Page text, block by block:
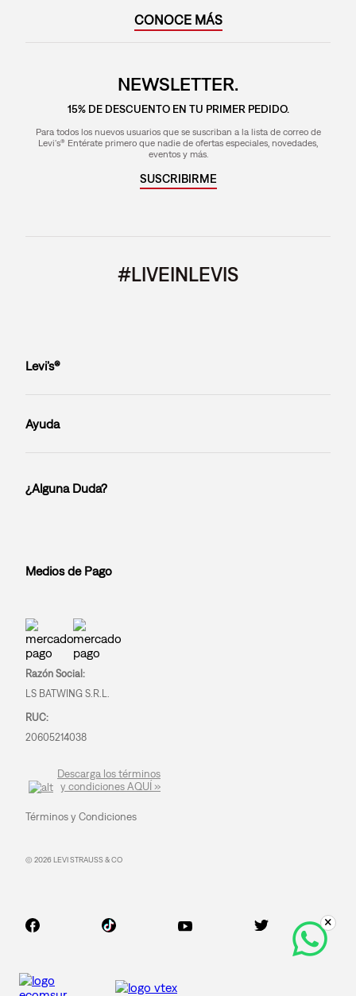
CONOCE MÁS
NEWSLETTER.
15% DE DESCUENTO EN TU PRIMER PEDIDO.
Para todos los nuevos usuarios que se suscriban a la lista de correo de
Levi's® Entérate primero que nadie de ofertas especiales, novedades,
eventos y más.
SUSCRIBIRME
#LIVEINLEVIS
Levi’s®
Ayuda
¿Alguna Duda?
Medios de Pago
Razón Social:
LS BATWING S.R.L.
RUC:
20605214038
Descarga los términos
y condiciones AQUÍ »
Términos y Condiciones
© 2026 LEVI STRAUSS & CO